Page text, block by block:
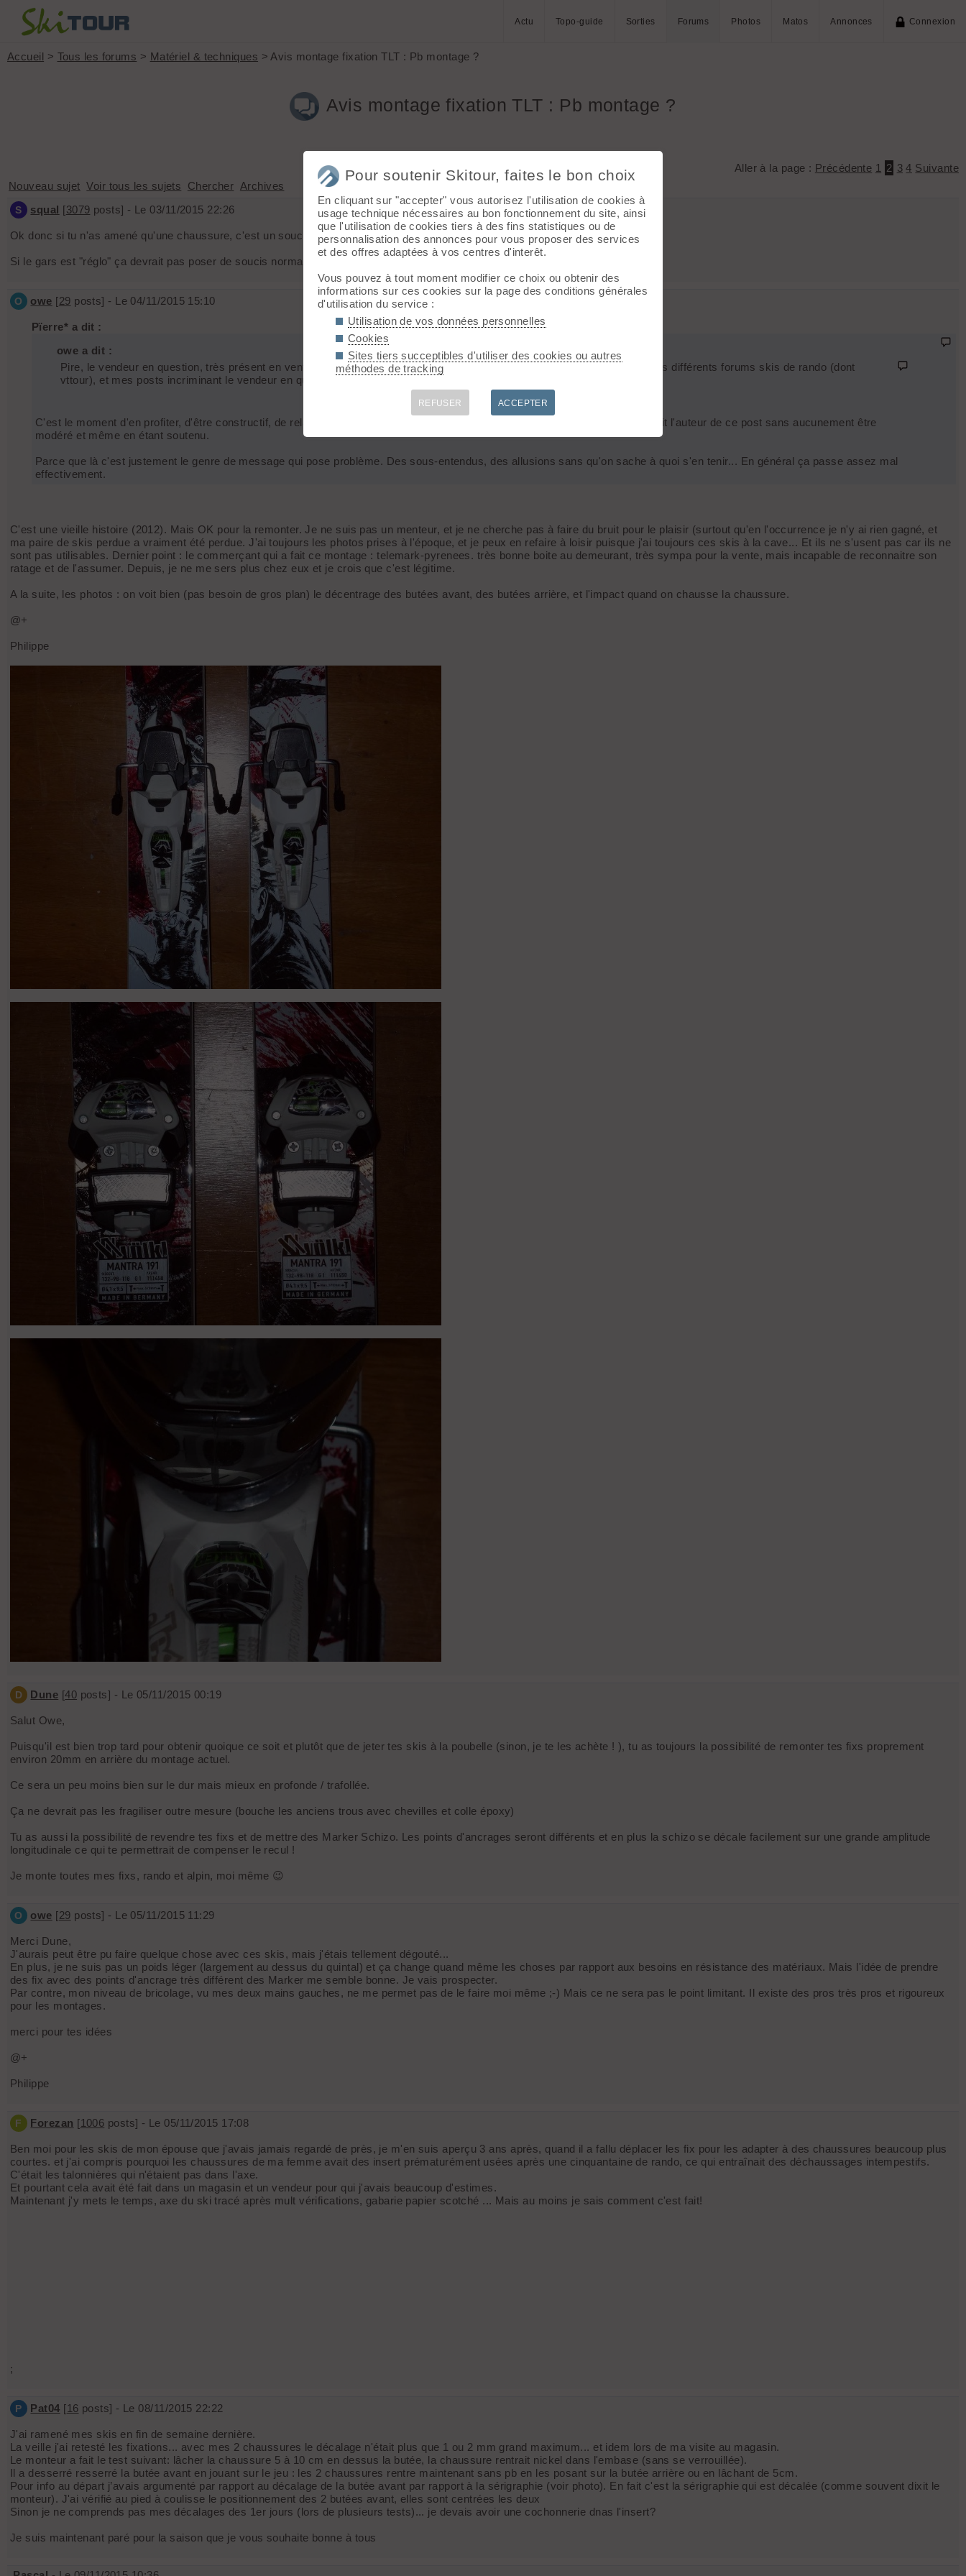
Actu Topo-guide Sorties Forums Photos Matos Annonces Connexion
Accueil > Tous les forums > Matériel & techniques > Avis montage fixation TLT : Pb montage ?
Avis montage fixation TLT : Pb montage ?
Aller à la page : Précédente 1 2 3 4 Suivante
Nouveau sujet Voir tous les sujets Chercher Archives
S squal [3079 posts] - Le 03/11/2015 22:26
Ok donc si tu n'as amené qu'une chaussure, c'est un soucis de montage.
Si le gars est "réglo" ça devrait pas poser de soucis normalement.
O owe [29 posts] - Le 04/11/2015 15:10
Pïerre* a dit :
owe a dit :
Pire, le vendeur en question, très présent en vente en ligne, est soit modérateur, soit très protégé par les modérateurs des différents forums skis de rando (dont
vttour), et mes posts incriminant le vendeur en question ont toujours été rejetés par la modération.
C'est le moment d'en profiter, d'être constructif, de relater objectivement les faits et de les étayer par des photos comme l'a fait l'auteur de ce post sans aucunement être
modéré et même en étant soutenu.
Parce que là c'est justement le genre de message qui pose problème. Des sous-entendus, des allusions sans qu'on sache à quoi s'en tenir... En général ça passe assez mal
effectivement.
C'est une vieille histoire (2012). Mais OK pour la remonter. Je ne suis pas un menteur, et je ne cherche pas à faire du bruit pour le plaisir (surtout qu'en l'occurrence je n'y ai rien gagné, et
ma paire de skis perdue a vraiment été perdue. J'ai toujours les photos prises à l'époque, et je peux en refaire à loisir puisque j'ai toujours ces skis à la cave... Et ils ne s'usent pas car ils ne
sont pas utilisables. Dernier point : le commerçant qui a fait ce montage : telemark-pyrenees. très bonne boite au demeurant, très sympa pour la vente, mais incapable de reconnaitre son
ratage et de l'assumer. Depuis, je ne me sers plus chez eux et je crois que c'est légitime.
A la suite, les photos : on voit bien (pas besoin de gros plan) le décentrage des butées avant, des butées arrière, et l'impact quand on chausse la chaussure.
@+
Philippe
D Dune [40 posts] - Le 05/11/2015 00:19
Salut Owe,
Puisqu'il est bien trop tard pour obtenir quoique ce soit et plutôt que de jeter tes skis à la poubelle (sinon, je te les achète ! ), tu as toujours la possibilité de remonter tes fixs proprement
environ 20mm en arrière du montage actuel.
Ce sera un peu moins bien sur le dur mais mieux en profonde / trafollée.
Ça ne devrait pas les fragiliser outre mesure (bouche les anciens trous avec chevilles et colle époxy)
Tu as aussi la possibilité de revendre tes fixs et de mettre des Marker Schizo. Les points d'ancrages seront différents et en plus la schizo se décale facilement sur une grande amplitude
longitudinale ce qui te permettrait de compenser le recul !
Je monte toutes mes fixs, rando et alpin, moi même 😉
O owe [29 posts] - Le 05/11/2015 11:29
Merci Dune,
J'aurais peut être pu faire quelque chose avec ces skis, mais j'étais tellement dégouté...
En plus, je ne suis pas un poids léger (largement au dessus du quintal) et ça change quand même les choses par rapport aux besoins en résistance des matériaux. Mais l'idée de prendre
des fix avec des points d'ancrage très différent des Marker me semble bonne. Je vais prospecter.
Par contre, mon niveau de bricolage, vu mes deux mains gauches, ne me permet pas de le faire moi même ;-) Mais ce ne sera pas le point limitant. Il existe des pros très pros et rigoureux
pour les montages.
merci pour tes idées
@+
Philippe
F Forezan [1006 posts] - Le 05/11/2015 17:08
Ben moi pour les skis de mon épouse que j'avais jamais regardé de près, je m'en suis aperçu 3 ans après, quand il a fallu déplacer les fix pour les adapter à des chaussures beaucoup plus
courtes. et j'ai compris pourquoi les chaussures de ma femme avait des insert prématurément usées après une cinquantaine de rando, ce qui entraînait des déchaussages intempestifs.
C'était les talonnières qui n'étaient pas dans l'axe.
Et pourtant cela avait été fait dans un magasin et un vendeur pour qui j'avais beaucoup d'estimes.
Maintenant j'y mets le temps, axe du ski tracé après mult vérifications, gabarie papier scotché ... Mais au moins je sais comment c'est fait!
;
P Pat04 [16 posts] - Le 08/11/2015 22:22
J'ai ramené mes skis en fin de semaine dernière.
La veille j'ai retesté les fixations... avec mes 2 chaussures le décalage n'était plus que 1 ou 2 mm grand maximum... et idem lors de ma visite au magasin.
Le monteur a fait le test suivant: lâcher la chaussure 5 à 10 cm en dessus la butée, la chaussure rentrait nickel dans l'embase (sans se verrouillée).
Il a desserré resserré la butée avant en jouant sur le jeu : les 2 chaussures rentre maintenant sans pb en les posant sur la butée arrière ou en lâchant de 5cm.
Pour info au départ j’avais argumenté par rapport au décalage de la butée avant par rapport à la sérigraphie (voir photo). En fait c'est la sérigraphie qui est décalée (comme souvent dixit le
monteur). J'ai vérifié au pied à coulisse le positionnement des 2 butées avant, elles sont centrées les deux
Sinon je ne comprends pas mes décalages des 1er jours (lors de plusieurs tests)... je devais avoir une cochonnerie dnas l'insert?
Je suis maintenant paré pour la saison que je vous souhaite bonne à tous
Pour soutenir Skitour, faites le bon choix
En cliquant sur "accepter" vous autorisez l'utilisation de cookies à
usage technique nécessaires au bon fonctionnement du site, ainsi
que l'utilisation de cookies tiers à des fins statistiques ou de
personnalisation des annonces pour vous proposer des services
et des offres adaptées à vos centres d'interêt.
Vous pouvez à tout moment modifier ce choix ou obtenir des
informations sur ces cookies sur la page des conditions générales
d'utilisation du service :
Utilisation de vos données personnelles
Cookies
Sites tiers succeptibles d'utiliser des cookies ou autres
méthodes de tracking
REFUSER ACCEPTER